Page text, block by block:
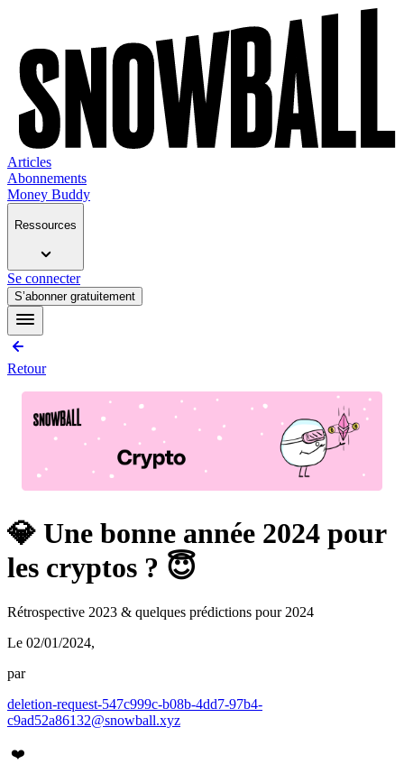
Articles
Abonnements
Money Buddy
Ressources
Se connecter
S’abonner gratuitement
Retour
💎 Une bonne année 2024 pour
les cryptos ? 😇
Rétrospective 2023 & quelques prédictions pour 2024
Le 02/01/2024,
par
deletion-request-547c999c-b08b-4dd7-97b4-
c9ad52a86132@snowball.xyz
❤️